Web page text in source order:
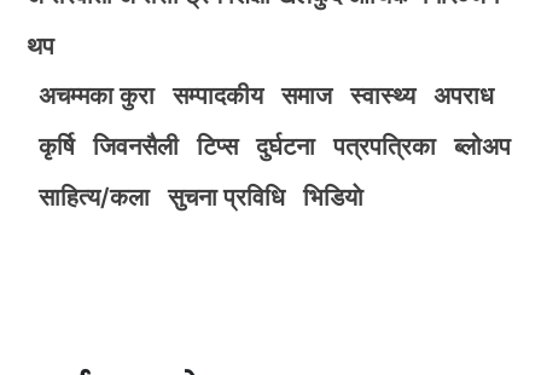
थप
अचम्मका कुरा
सम्पादकीय समाज स्वास्थ्य
अपराध
कृर्षि
जिवनसैली टिप्स दुर्घटना पत्रपत्रिका
ब्लोअप
साहित्य/कला
सुचना प्रविधि भिडियाे